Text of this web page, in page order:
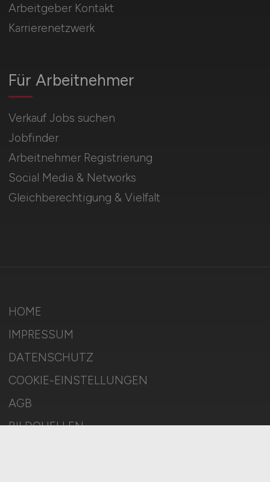
Für Arbeitnehmer
Verkauf Jobs suchen
Jobfinder
Arbeitnehmer Registrierung
Social Media & Networks
Gleichberechtigung & Vielfalt
Arbeitgeber Kontakt
Karrierenetzwerk
HOME
IMPRESSUM
DATENSCHUTZ
COOKIE-EINSTELLUNGEN
AGB
BILDQUELLEN